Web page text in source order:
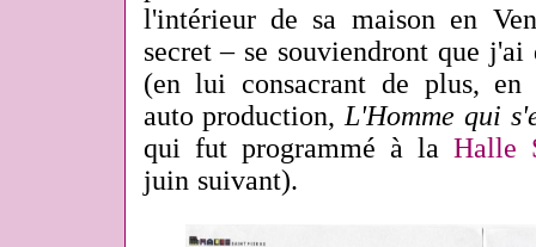
l'intérieur de sa maison en
secret – se souviendront que
(en lui consacrant de plus,
auto production, L'Homme qui
qui fut programmé à laHalle
juin suivant).